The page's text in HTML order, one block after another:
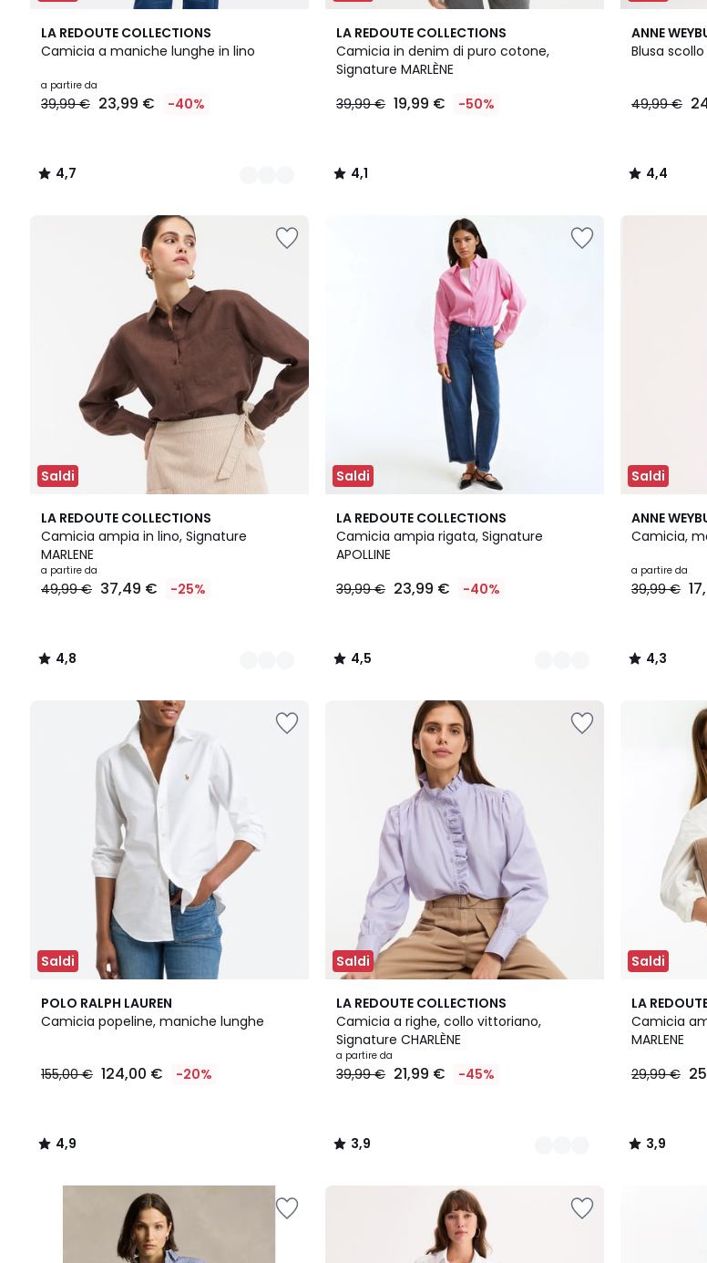
LA REDOUTE COLLECTIONS
Camicia a maniche lunghe in lino
Prezzo
a
€
a partire da
39,99 € 23,99 € -40%
4,7
/ 5
3
Colori
4,7
/
LA REDOUTE COLLECTIONS
Camicia in denim di puro cotone,
Signature MARLÈNE
39,99 € 19,99 € -50%
4,1
/ 5
4,1
/
ANNE
Blusa
49,99 €
4,4
/ 5
4,4
/
Saldi
LA REDOUTE COLLECTIONS
Camicia ampia in lino, Signature
MARLENE
a partire da
49,99 € 37,49 € -25%
4,8
/ 5
2
Colori
4,8
/
Saldi
LA REDOUTE COLLECTIONS
Camicia ampia rigata, Signature
APOLLINE
39,99 € 23,99 € -40%
4,5
/ 5
2
Colori
4,5
/
Saldi
ANNE
Camicia,
a partire da
39,99 €
4,3
/ 5
2
Colori
4,3
/
Saldi
POLO RALPH LAUREN
Camicia popeline, maniche lunghe
155,00 € 124,00 € -20%
4,9
/ 5
4,9
/
Saldi
LA REDOUTE COLLECTIONS
Camicia a righe, collo vittoriano,
Signature CHARLÈNE
a partire da
39,99 € 21,99 € -45%
3,9
/ 5
2
Colori
3,9
/
Saldi
LA
Camicia
MARLENE
29,99 €
3,9
/ 5
3,9
/